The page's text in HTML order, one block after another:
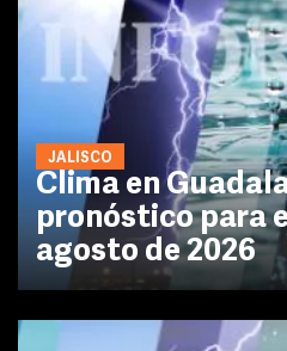
JALISCO
Clima en
pronóstico para
agosto de 2026